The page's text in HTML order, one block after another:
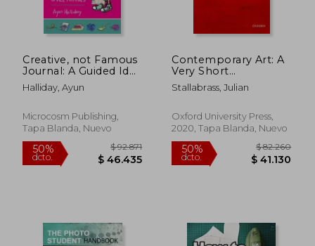
dcto. $ 57.608 dcto. $
Creative, not Famous
Journal: A Guided Idea
Generation
Workbook for Small
Halliday, Ayun
Microcosm Publishing,
Tapa Blanda, Nuevo
Contemporary Art: A
Very Short
Introduction (Very
Short Introductions)
Stallabrass, Julian
Oxford University Press,
2020, Tapa Blanda, Nuevo